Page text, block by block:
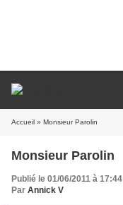
Accueil » Monsieur Parolin
Monsieur Parolin
Publié le 01/06/2011 à 17:44
Par Annick V